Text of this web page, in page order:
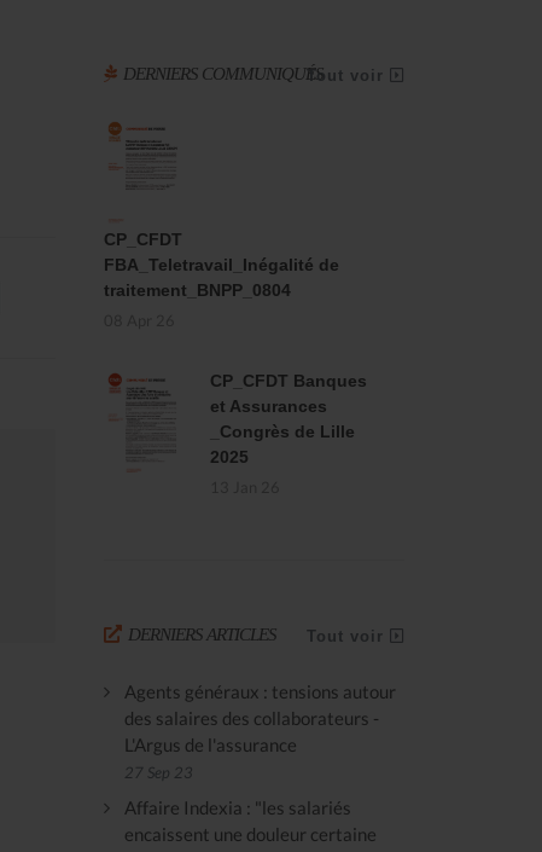
DERNIERS COMMUNIQUÉSTout voir
CP_CFDT
FBA_Teletravail_Inégalité de
traitement_BNPP_0804
CP_CFDT Banques
et Assurances
_Congrès de Lille
2025
DERNIERS ARTICLES Tout voir
Agents généraux : tensions autour
des salaires des collaborateurs -
L'Argus de l'assurance
27 Sep 23
Affaire Indexia : "les salariés
encaissent une douleur certaine